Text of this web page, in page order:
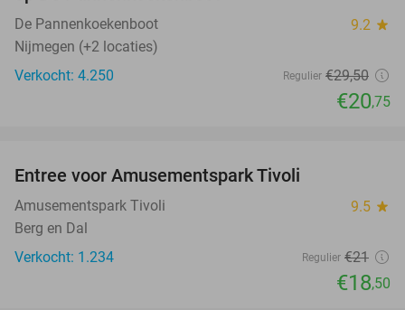
De Pannenkoekenboot 9.2 star
Nijmegen (+2 locaties)
Verkocht: 4.250
Regulier €29,50
€20,75
Entree voor Amusementspark Tivoli
Amusementspark Tivoli 9.5 star
Berg en Dal
Verkocht: 1.234
Regulier €21
€18,50